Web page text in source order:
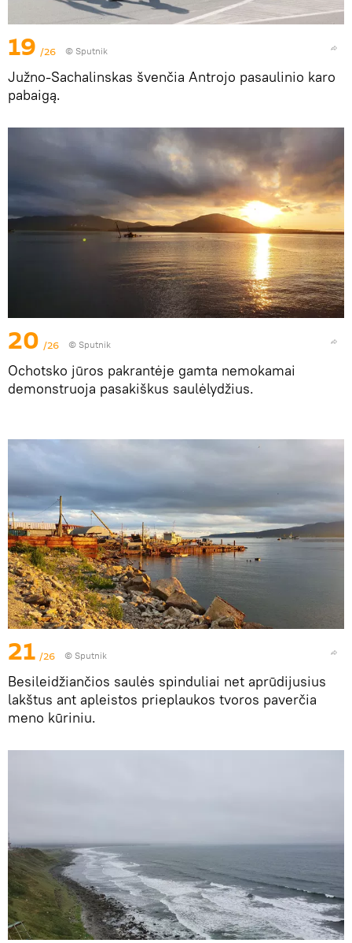
19 /26 © Sputnik
Južno-Sachalinskas švenčia Antrojo pasaulinio karo
pabaigą.
20 /26 © Sputnik
Ochotsko jūros pakrantėje gamta nemokamai
demonstruoja pasakiškus saulėlydžius.
21 /26 © Sputnik
Besileidžiančios saulės spinduliai net aprūdijusius
lakštus ant apleistos prieplaukos tvoros paverčia
meno kūriniu.